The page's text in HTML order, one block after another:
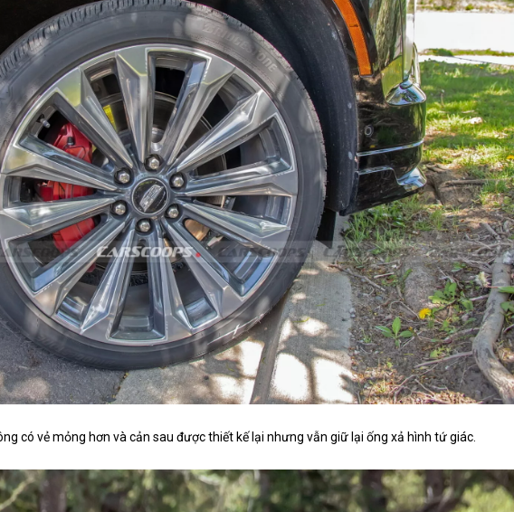
có vẻ mỏng hơn và cản sau được thiết kế lại nhưng vẫn giữ lại ống xả hình tứ giác.